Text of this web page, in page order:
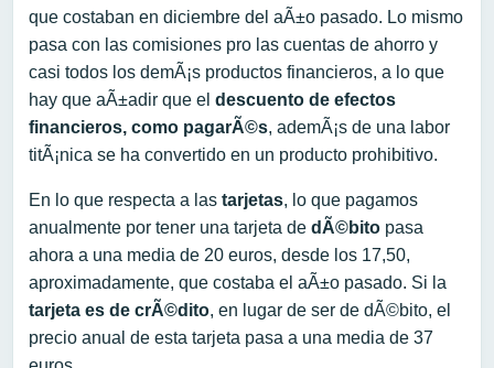
que costaban en diciembre del aÃ±o pasado. Lo mismo
pasa con las comisiones pro las cuentas de ahorro y
casi todos los demÃ¡s productos financieros, a lo que
hay que aÃ±adir que el descuento de efectos
financieros, como pagarÃ©s, ademÃ¡s de una labor
titÃ¡nica se ha convertido en un producto prohibitivo.
En lo que respecta a las tarjetas, lo que pagamos
anualmente por tener una tarjeta de dÃ©bito pasa
ahora a una media de 20 euros, desde los 17,50,
aproximadamente, que costaba el aÃ±o pasado. Si la
tarjeta es de crÃ©dito, en lugar de ser de dÃ©bito, el
precio anual de esta tarjeta pasa a una media de 37